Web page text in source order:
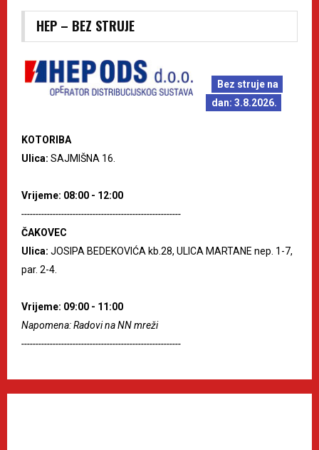
HEP – BEZ STRUJE
Bez struje na
dan: 3.8.2026.
KOTORIBA
Ulica: SAJMIŠNA 16.
Vrijeme: 08:00 - 12:00
--------------------------------------------------------
ČAKOVEC
Ulica: JOSIPA BEDEKOVIĆA kb.28, ULICA MARTANE nep. 1-7,
par. 2-4.
Vrijeme: 09:00 - 11:00
Napomena: Radovi na NN mreži
--------------------------------------------------------